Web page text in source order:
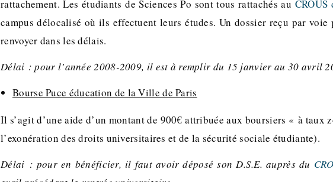
rattachement. Les étudiants de Sciences Po sont tous rattachés au CROUS
campus délocalisé où ils effectuent leurs études. Un dossier reçu par
renvoyer dans les délais.
Délai : pour l’année 2008-2009, il est à remplir du 15 janvier au 30 avril
Bourse Puce éducation de la Ville de Paris
Il s’agit d’une aide d’un montant de 900€ attribuée aux boursiers « à taux
l’exonération des droits universitaires et de la sécurité sociale étudiante).
Délai : pour en bénéficier, il faut avoir déposé son D.S.E. auprès du